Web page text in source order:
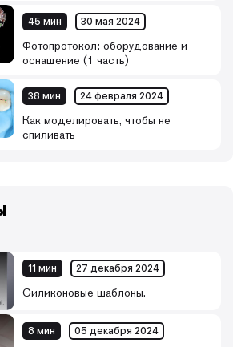
45 мин 30 мая 2024
Фотопротокол: оборудование и
оснащение (1 часть)
38 мин 24 февраля 2024
Как моделировать, чтобы не
спиливать
11 мин 27 декабря 2024
Силиконовые шаблоны.
8 мин 05 декабря 2024